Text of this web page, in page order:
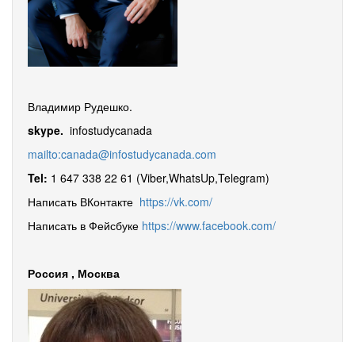
Владимир Рудешко.
skype. infostudycanada
mailto:canada@infostudycanada.com
Tel: 1 647 338 22 61 (Viber,WhatsUp,Telegram)
Написать ВКонтакте https://vk.com/
Написать в Фейсбуке https://www.facebook.com/
Россия , Москва